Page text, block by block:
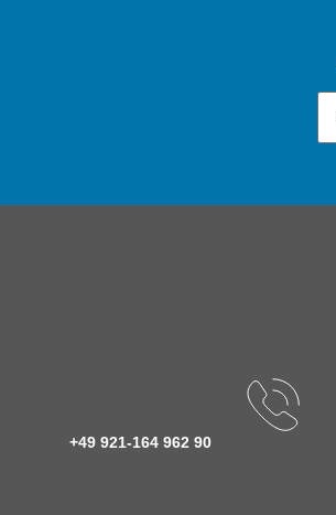
+49 921-164 962 90